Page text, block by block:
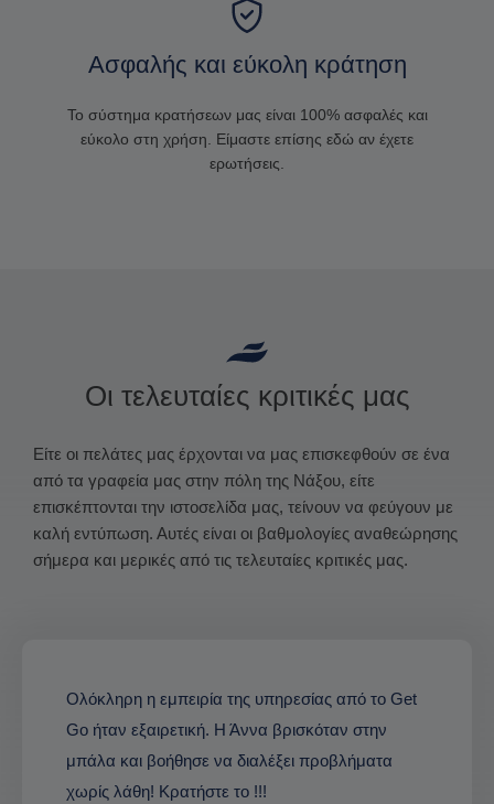
Ασφαλής και εύκολη κράτηση
Το σύστημα κρατήσεων μας είναι 100% ασφαλές και
εύκολο στη χρήση. Είμαστε επίσης εδώ αν έχετε
ερωτήσεις.
Οι τελευταίες κριτικές μας
Είτε οι πελάτες μας έρχονται να μας επισκεφθούν σε ένα
από τα γραφεία μας στην πόλη της Νάξου, είτε
επισκέπτονται την ιστοσελίδα μας, τείνουν να φεύγουν με
καλή εντύπωση. Αυτές είναι οι βαθμολογίες αναθεώρησης
σήμερα και μερικές από τις τελευταίες κριτικές μας.
Ολόκληρη η εμπειρία της υπηρεσίας από το Get
Go ήταν εξαιρετική. Η Άννα βρισκόταν στην
μπάλα και βοήθησε να διαλέξει προβλήματα
χωρίς λάθη! Κρατήστε το !!!